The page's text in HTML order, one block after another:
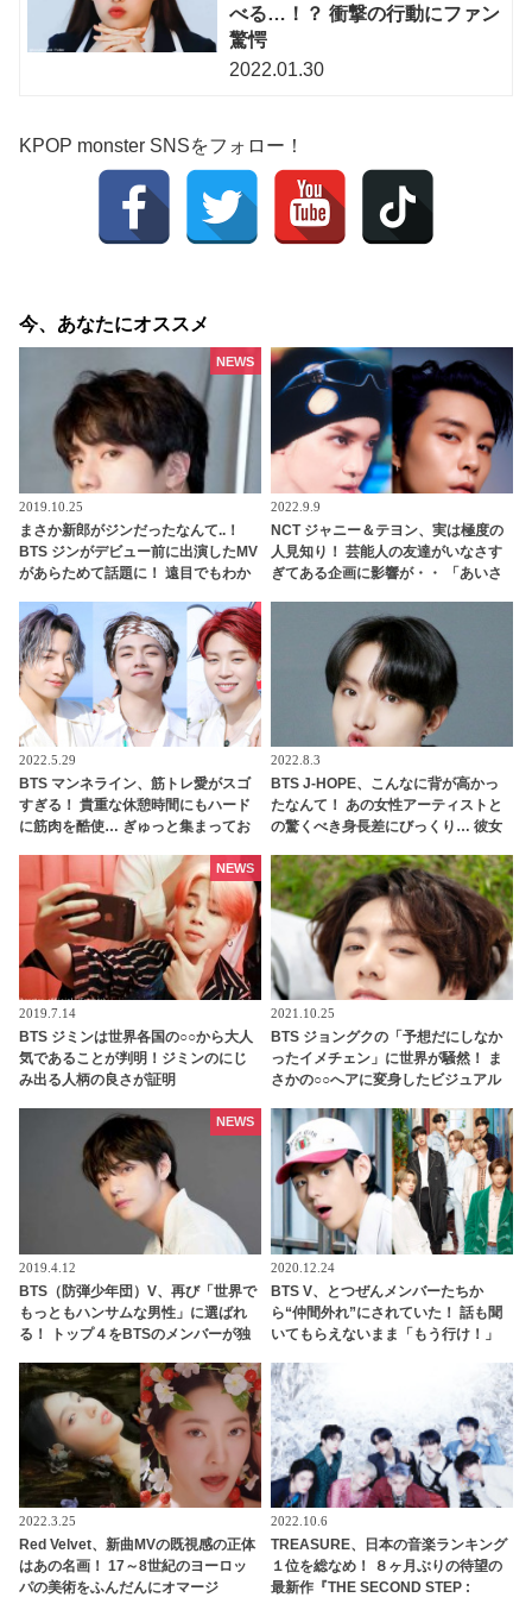
べる…！？ 衝撃の行動にファン
驚愕
2022.01.30
KPOP monster SNSをフォロー！
今、あなたにオススメ
2019.10.25
まさか新郎がジンだったなんて..！
BTS ジンがデビュー前に出演したMV
があらためて話題に！ 遠目でもわか
愕…貴重すぎる映像に感激
NEWS
2022.9.9
NCT ジャニー＆テヨン、実は極度の
人見知り！ 芸能人の友達がいなさす
ぎてある企画に影響が・・ 「あいさ
上に低い社会性にびっくり
2022.5.29
BTS マンネライン、筋トレ愛がスゴ
すぎる！ 貴重な休憩時間にもハード
に筋肉を酷使… ぎゅっと集まってお
レーニング風景がかわいすぎるとフ
ァンくぎづけ
2022.8.3
BTS J-HOPE、こんなに背が高かっ
たなんて！ あの女性アーティストと
の驚くべき身長差にびっくり… 彼女
に胸キュン
2019.7.14
BTS ジミンは世界各国の○○から大人
気であることが判明！ジミンのにじ
み出る人柄の良さが証明
NEWS
2021.10.25
BTS ジョングクの「予想だにしなか
ったイメチェン」に世界が騒然！ ま
さかの○○へアに変身したビジュアル
る… 落ち着いた黒髪からガラリと雰
囲気を変えた美貌に驚きを隠せない
声殺到
2019.4.12
BTS（防弾少年団）V、再び「世界で
もっともハンサムな男性」に選ばれ
る！ トップ４をBTSのメンバーが独
NEWS
2020.12.24
BTS V、とつぜんメンバーたちか
ら“仲間外れ”にされていた！ 話も聞
いてもらえないまま「もう行け！」
てからかうメンバーたちの団結力＆V
のリアクションに爆笑
2022.3.25
Red Velvet、新曲MVの既視感の正体
はあの名画！ 17～8世紀のヨーロッ
パの美術をふんだんにオマージ
2022.10.6
TREASURE、日本の音楽ランキング
１位を総なめ！ ８ヶ月ぶりの待望の
最新作『THE SECOND STEP :